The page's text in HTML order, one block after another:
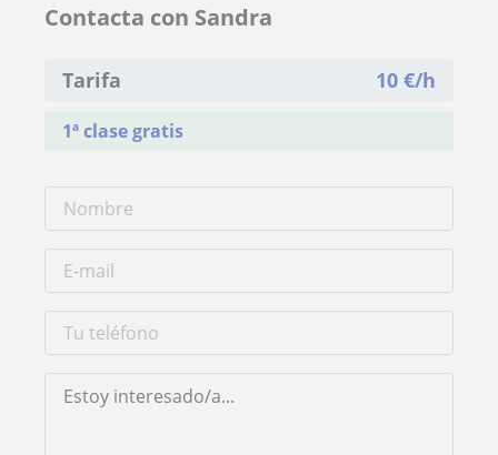
Contacta con Sandra
Tarifa 10 €/h
1ª clase gratis